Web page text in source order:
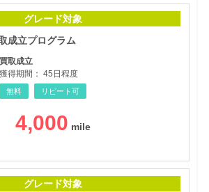
グレード対象
成立プログラム
買取成立
獲得期間： 45日程度
無料 リピート可
4,000
グレード対象